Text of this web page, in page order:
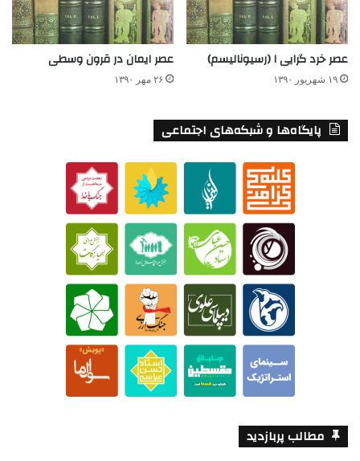
عصر خرد گرایی ۱ (رسیونالیسم)
۱۹ شهریور ۱۳۹۰
عصر ایمان در قرون وسطی
۲۶ مهر ۱۳۹۰
پایگاه‌ها و شبکه‌های اجتماعی
مطالب پربازدید